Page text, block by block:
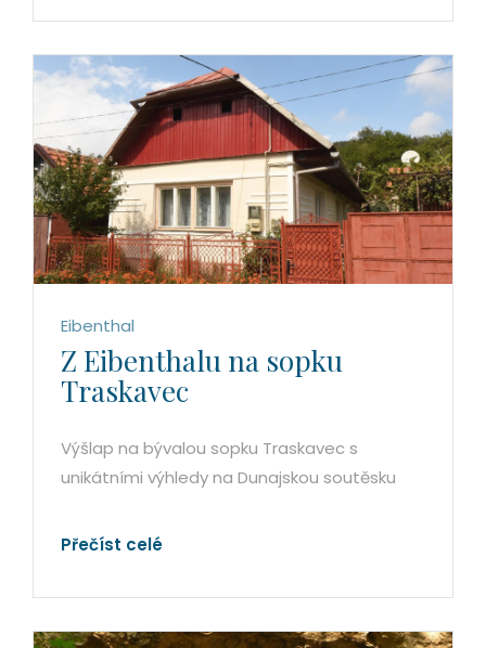
Eibenthal
Z Eibenthalu na sopku
Traskavec
Výšlap na bývalou sopku Traskavec s
unikátními výhledy na Dunajskou soutěsku
Přečíst celé